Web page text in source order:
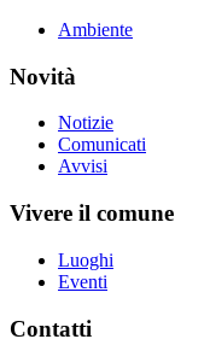
Ambiente
Novità
Notizie
Comunicati
Avvisi
Vivere il comune
Luoghi
Eventi
Contatti